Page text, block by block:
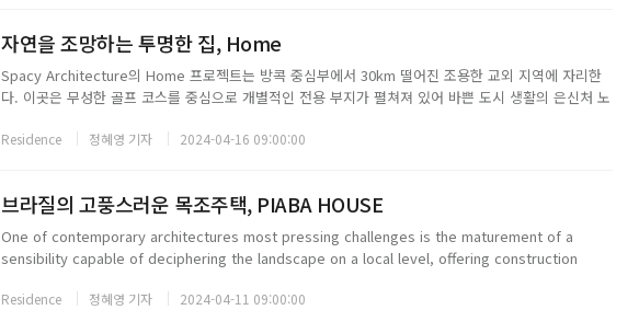
자연을 조망하는 투명한 집, Home
Spacy Architecture의 Home 프로젝트는 방콕 중심부에서 30km 떨어진 조용한 교외 지역에 자리한
다. 이곳은 무성한 골프 코스를 중심으로 개별적인 전용 부지가 펼쳐져 있어 바쁜 도시 생활의 은신처 노
악센트를 제공한다. 개방적이고 투명한 건...
Residence 정혜영 기자 2024-04-16 09:00:00
브라질의 고풍스러운 목조주택, PIABA HOUSE
One of contemporary architectures most pressing challenges is the maturement of a
sensibility capable of deciphering the landscape on a local level, offering construction
Residence 정혜영 기자 2024-04-11 09:00:00